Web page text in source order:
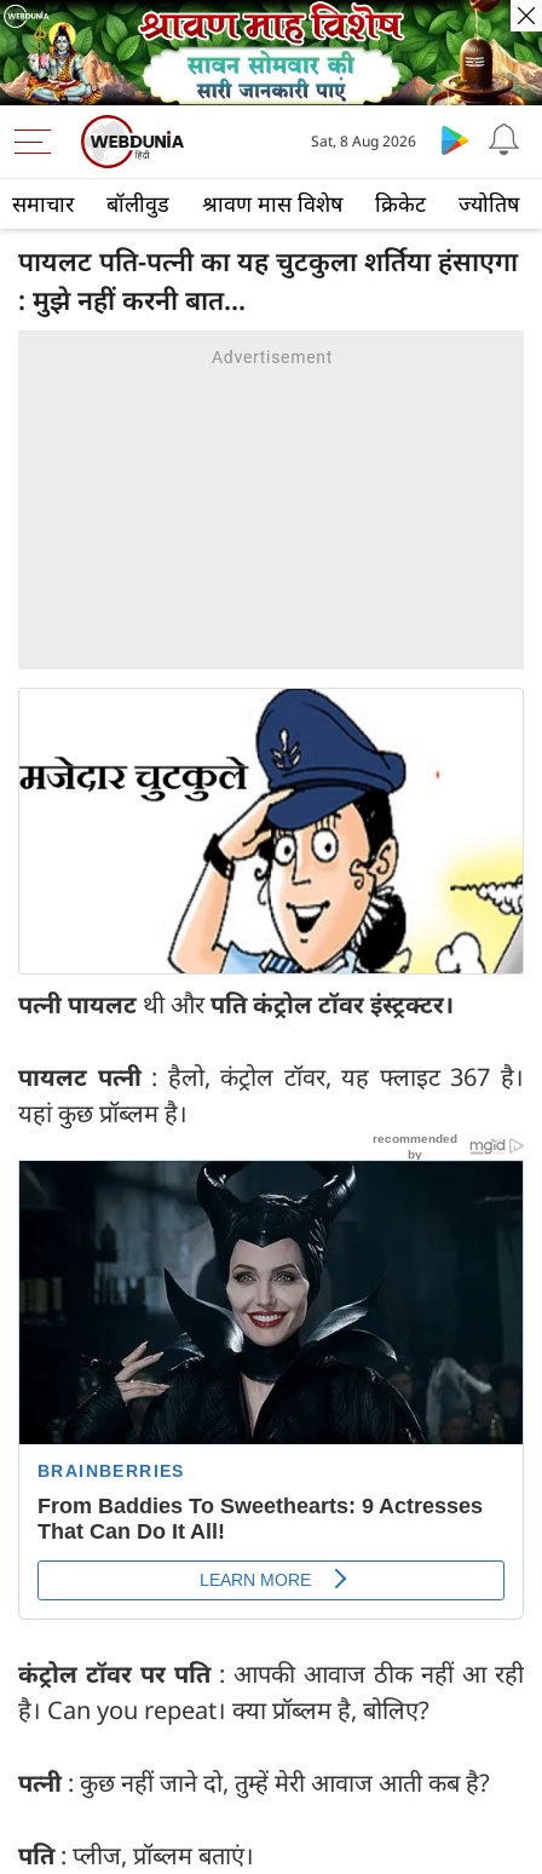
समाचार बॉलीवुड श्रावण मास विशेष क्रिकेट ज्योतिष
Sat, 8 Aug 2026
पायलट पति-पत्नी का यह चुटकुला शर्तिया हंसाएगा
: मुझे नहीं करनी बात...
पत्नीपायलट थी औरपति कंट्रोल टॉवर इंस्ट्रक्टर।
पायलट पत्नी: हैलो, कंट्रोल टॉवर, यह फ्लाइट 367 है।
यहां कुछ प्रॉब्लम है।
कंट्रोल टॉवर पर पति: आपकी आवाज ठीक नहीं आ रही
है। Can you repeat। क्या प्रॉब्लम है, बोलिए?
पत्नी: कुछ नहीं जाने दो, तुम्हें मेरी आवाज आती कब है?
पति: प्लीज, प्रॉब्लम बताएं।